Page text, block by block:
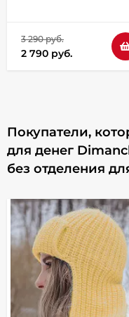
3 290 руб.
2 790 руб.
Покупатели,
для денег
без отделения